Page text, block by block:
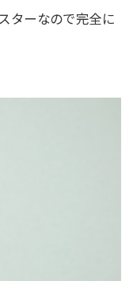
ターなので完全に